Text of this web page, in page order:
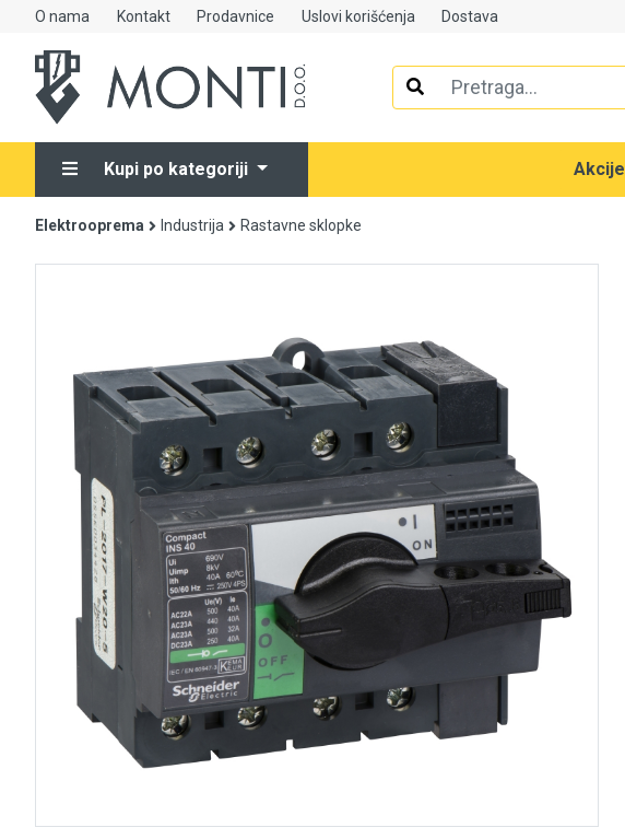
O nama Kontakt Prodavnice Uslovi korišćenja Dostava
Kupi po kategoriji Akcije
Alati
Elektrooprema
Grijanje i klimatizacija
Mjerno-regulaciona oprema
Tehnička hemija i kućni program
Vijčana roba
Elektrooprema Industrija Rastavne sklopke